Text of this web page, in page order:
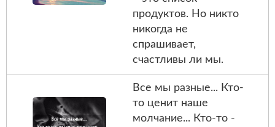
продуктов. Но никто
никогда не
спрашивает,
счастливы ли мы.
Все мы разные... Кто-
то ценит наше
молчание... Кто-то -